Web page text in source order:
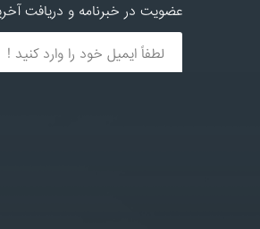
عضویت در خبرنامه و دریافت